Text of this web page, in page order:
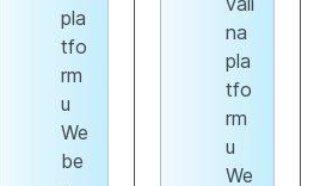
pla
tfo
rm
u
We
be
na
pla
tfo
rm
u
We